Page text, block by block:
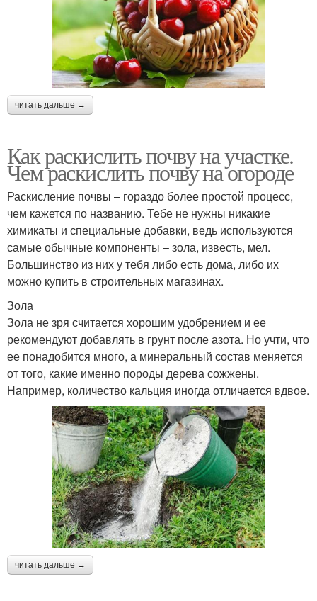
читать дальше →
Как раскислить почву на участке.
Чем раскислить почву на огороде
Раскисление почвы – гораздо более простой процесс,
чем кажется по названию. Тебе не нужны никакие
химикаты и специальные добавки, ведь используются
самые обычные компоненты – зола, известь, мел.
Большинство из них у тебя либо есть дома, либо их
можно купить в строительных магазинах.
Зола
Зола не зря считается хорошим удобрением и ее
рекомендуют добавлять в грунт после азота. Но учти, что
ее понадобится много, а минеральный состав меняется
от того, какие именно породы дерева сожжены.
Например, количество кальция иногда отличается вдвое.
читать дальше →